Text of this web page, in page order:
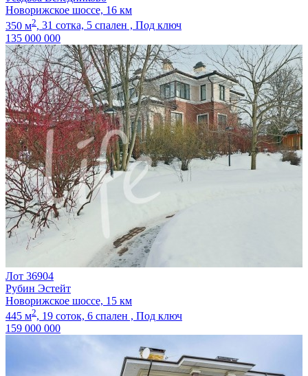
Новорижское шоссе, 16 км
350 м2, 31 сотка, 5 спален , Под ключ
135 000 000
Лот 36904
Рубин Эстейт
Новорижское шоссе, 15 км
445 м2, 19 соток, 6 спален , Под ключ
159 000 000